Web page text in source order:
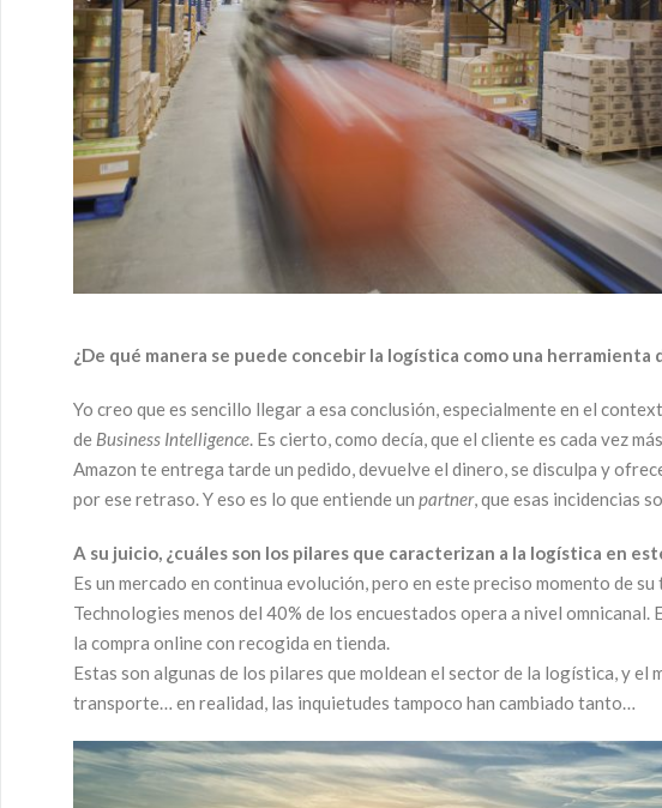
¿De qué manera se puede concebir la logística como una herramienta
Yo creo que es sencillo llegar a esa conclusión, especialmente en el
de Business Intelligence. Es cierto, como decía, que el cliente es cada vez
Amazon te entrega tarde un pedido, devuelve el dinero, se disculpa y
por ese retraso. Y eso es lo que entiende un partner, que esas incidencias
A su juicio, ¿cuáles son los pilares que caracterizan a la logística en
Es un mercado en continua evolución, pero en este preciso momento de
Technologies menos del 40% de los encuestados opera a nivel
la compra online con recogida en tienda.
Estas son algunas de los pilares que moldean el sector de la logística, y
transporte… en realidad, las inquietudes tampoco han cambiado tanto…